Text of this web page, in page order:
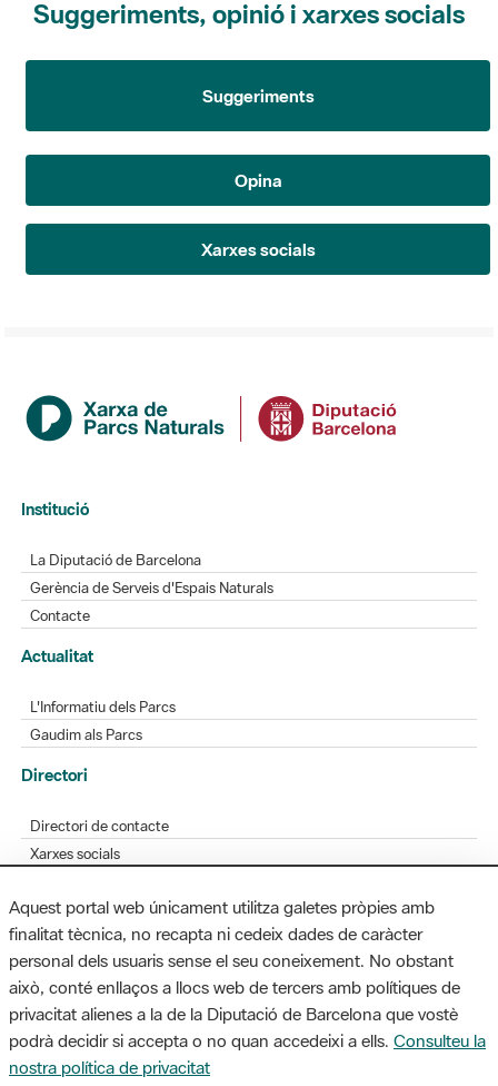
Suggeriments
Opina
Xarxes socials
Institució
Gerència de Serveis d'Espais Naturals
Actualitat
L'Informatiu dels Parcs
Gaudim als Parcs
Directori de contacte
Xarxes socials
Bústia de suggeriments
Opineu sobre els parcs
MAPA WEB AVÍS LEGAL ACCESSIBILITAT
Diputació de Barcelona. Edifici Llacuna, 1a planta. Badajoz, 49. 08005
Barcelona. Tel. 934 022 428 / xarxaparcs@diba.cat
Aquest portal web únicament utilitza galetes pròpies amb
finalitat tècnica, no recapta ni cedeix dades de caràcter
personal dels usuaris sense el seu coneixement. No obstant
això, conté enllaços a llocs web de tercers amb polítiques de
privacitat alienes a la de la Diputació de Barcelona que vostè
podrà decidir si accepta o no quan accedeixi a ells. Consulteu la
nostra política de privacitat